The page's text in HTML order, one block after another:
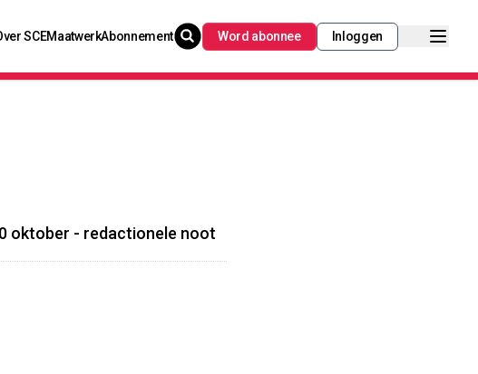
SCEMaatwerkAbonnement Word abonnee Inloggen
oktober - redactionele noot